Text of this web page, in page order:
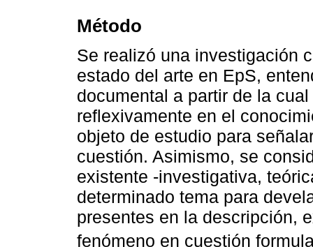
Método
Se realizó una investigación
estado del arte en EpS,
documental a partir de la
reflexivamente en el
objeto de estudio para
cuestión. Asimismo, se
existente -investigativa,
determinado tema para
presentes en la descripción,
fenómeno en cuestión